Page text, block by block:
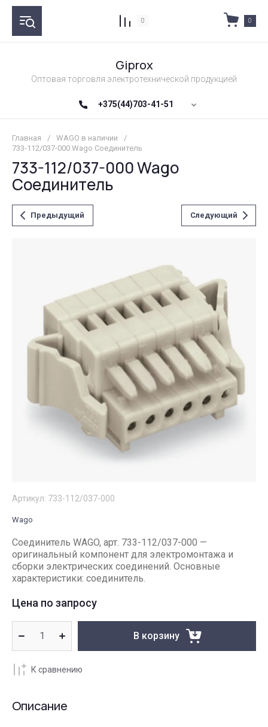
0 0
Giprox
Оптовая торговля электротехнической продукцией
+375(44)703-41-51
Главная / WAGO в наличии
/
733-112/037-000 Wago Соединитель
733-112/037-000 Wago
Соединитель
Предыдущий Следующий
Артикул: 733-112/037-000
Wago
Соединитель WAGO, арт. 733-112/037-000 —
оригинальный компонент для электромонтажа и
сборки электрических соединений. Основные
характеристики: соединитель.
Цена по запросу
В корзину
К сравнению
Описание